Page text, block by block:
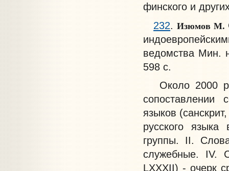
финского и
232. Изюмов М.
ведомства Мин.
598 с.
Около 2000
сопоставлении
языков
русского
группы. II.
служебные. IV.
LXXXII) - очерк